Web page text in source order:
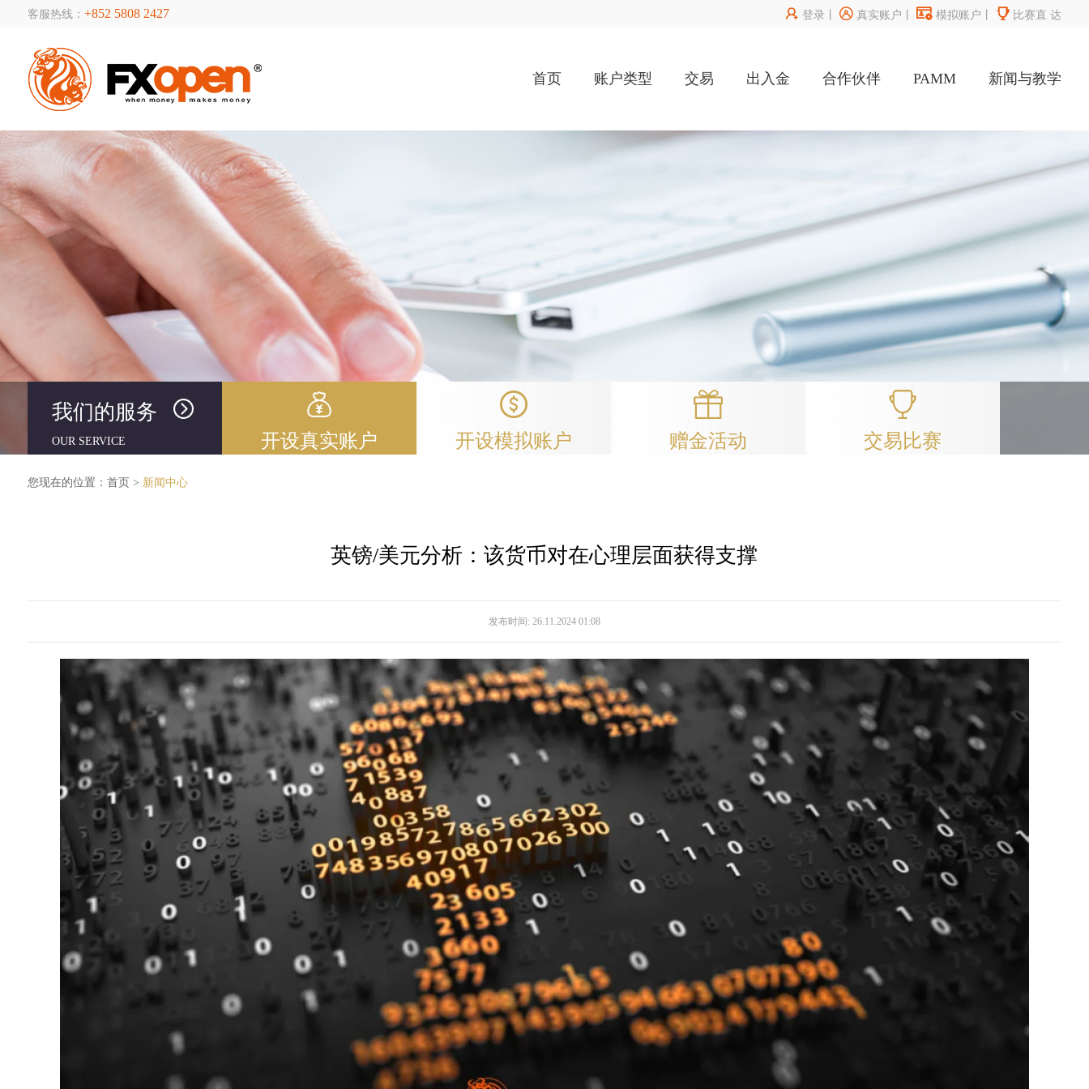
客服热线： +852 5808 2427  登录 丨 真实账户  模拟账户  比赛直 达
首页 账户类型 交易 出入金 合作伙伴 PAMM 新闻与教学
我们的服务
OUR SERVICE 开设真实账户 开设模拟账户 赠金活动 交易比赛
您现在的位置： 首页 > 新闻中心
英镑/美元分析：该货币对在心理层面获得支撑
发布时间: 26.11.2024 01:08